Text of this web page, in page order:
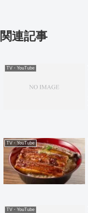
関連記事
TV・YouTube
TV・YouTube
TV・YouTube